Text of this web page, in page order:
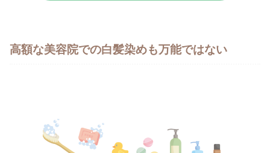
高額な美容院での白髪染めも万能ではない